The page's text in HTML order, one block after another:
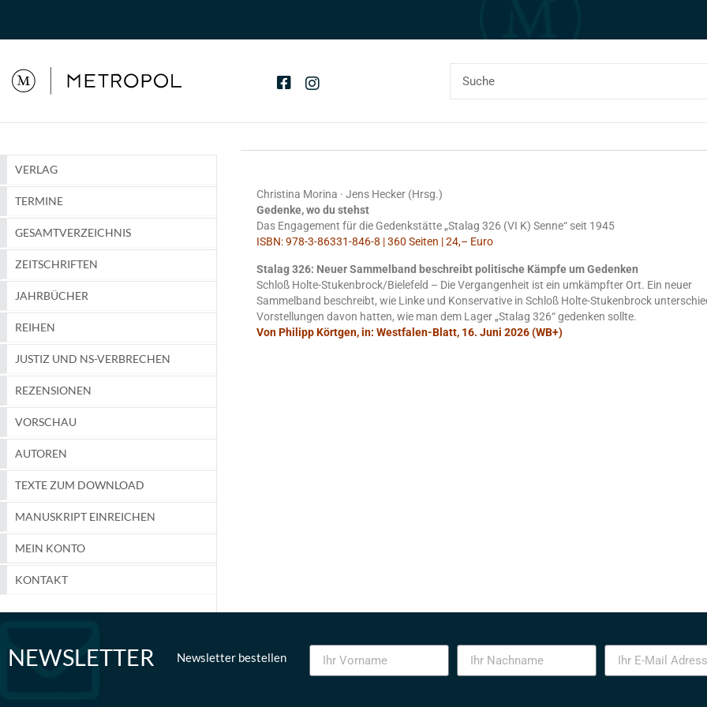
VERLAG
TERMINE
GESAMTVERZEICHNIS
ZEITSCHRIFTEN
JAHRBÜCHER
REIHEN
JUSTIZ UND NS-VERBRECHEN
REZENSIONEN
VORSCHAU
AUTOREN
TEXTE ZUM DOWNLOAD
MANUSKRIPT EINREICHEN
MEIN KONTO
KONTAKT
Christina Morina · Jens Hecker (Hrsg.)
Gedenke, wo du stehst
Das Engagement für die Gedenkstätte „Stalag 326 (VI K) Senne“ seit 1945
ISBN: 978-3-86331-846-8 | 360 Seiten | 24,– Euro
Stalag 326: Neuer Sammelband beschreibt politische Kämpfe um Gedenken
Schloß Holte-Stukenbrock/Bielefeld – Die Vergangenheit ist ein umkämpfter Ort. Ein neuer
Sammelband beschreibt, wie Linke und Konservative in Schloß Holte-Stukenbrock
Vorstellungen davon hatten, wie man dem Lager „Stalag 326“ gedenken sollte.
Von Philipp Körtgen, in: Westfalen-Blatt, 16. Juni 2026 (WB+)
NEWSLETTER Newsletter bestellen